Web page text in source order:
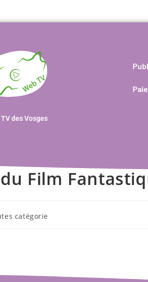
des Vosges
Film
catégorie